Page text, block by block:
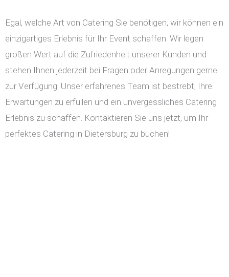
Egal, welche Art von Catering Sie benötigen, wir können ein
einzigartiges Erlebnis für Ihr Event schaffen. Wir legen
großen Wert auf die Zufriedenheit unserer Kunden und
stehen Ihnen jederzeit bei Fragen oder Anregungen gerne
zur Verfügung. Unser erfahrenes Team ist bestrebt, Ihre
Erwartungen zu erfüllen und ein unvergessliches Catering
Erlebnis zu schaffen. Kontaktieren Sie uns jetzt, um Ihr
perfektes Catering in Dietersburg zu buchen!